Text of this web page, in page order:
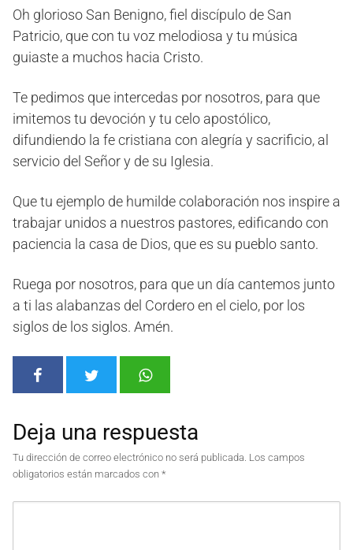
Oh glorioso San Benigno, fiel discípulo de San
Patricio, que con tu voz melodiosa y tu música
guiaste a muchos hacia Cristo.
Te pedimos que intercedas por nosotros, para que
imitemos tu devoción y tu celo apostólico,
difundiendo la fe cristiana con alegría y sacrificio, al
servicio del Señor y de su Iglesia.
Que tu ejemplo de humilde colaboración nos inspire a
trabajar unidos a nuestros pastores, edificando con
paciencia la casa de Dios, que es su pueblo santo.
Ruega por nosotros, para que un día cantemos junto
a ti las alabanzas del Cordero en el cielo, por los
siglos de los siglos. Amén.
Deja una respuesta
Tu dirección de correo electrónico no será publicada. Los campos
obligatorios están marcados con *